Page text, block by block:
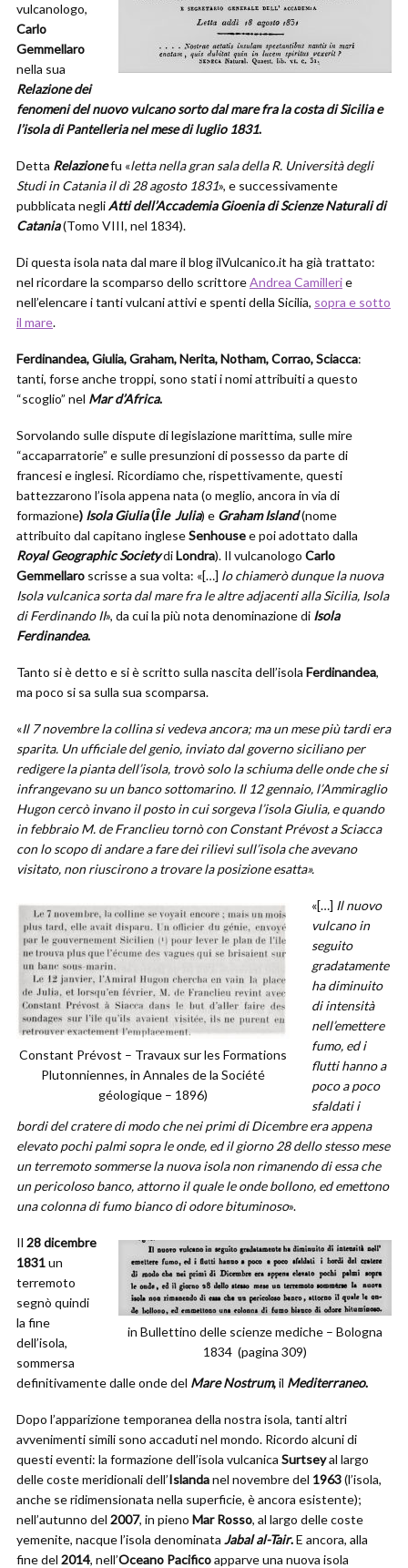
vulcanologo,
Carlo
Gemmellaro
nella sua
Relazione dei
fenomeni del nuovo vulcano sorto dal mare fra la costa di Sicilia e
l’isola di Pantelleria nel mese di luglio 1831.
Detta Relazionefu «letta nella gran sala della R. Università degli
Studi in Catania il dì 28 agosto 1831», e successivamente
pubblicata negliAtti dell’Accademia Gioenia di Scienze Naturali di
Catania(Tomo VIII, nel 1834).
Di questa isola nata dal mare il blog ilVulcanico.it ha già trattato:
nel ricordare la scomparso dello scrittoreAndrea Camillerie
nell’elencare i tanti vulcani attivi e spenti della Sicilia, sopra e sotto
il mare.
Ferdinandea, Giulia, Graham, Nerita, Notham, Corrao, Sciacca:
tanti, forse anche troppi, sono stati i nomi attribuiti a questo
“scoglio” nel Mar d’Africa.
Sorvolando sulle dispute di legislazione marittima, sulle mire
“accaparratorie” e sulle presunzioni di possesso da parte di
francesi e inglesi. Ricordiamo che, rispettivamente, questi
battezzarono l’isola appena nata (o meglio, ancora in via di
formazione) Isola Giulia(Ȋle Julia) e Graham Island(nome
attribuito dal capitano ingleseSenhousee poi adottato dalla
Royal Geographic SocietydiLondra). Il vulcanologo Carlo
Gemmellaro scrisse a sua volta: «[…] lo chiamerò dunque la nuova
Isola vulcanica sorta dal mare fra le altre adjacenti alla Sicilia, Isola
di Ferdinando II», da cui la più nota denominazione di Isola
Ferdinandea.
Tanto si è detto e si è scritto sulla nascita dell’isola Ferdinandea,
ma poco si sa sulla sua scomparsa.
«Il 7 novembre la collina si vedeva ancora; ma un mese più tardi era
sparita. Un ufficiale del genio, inviato dal governo siciliano per
redigere la pianta dell’isola, trovò solo la schiuma delle onde che si
infrangevano su un banco sottomarino. Il 12 gennaio, l’Ammiraglio
Hugon cercò invano il posto in cui sorgeva l’isola Giulia, e quando
in febbraio M. de Franclieu tornò con Constant Prévost a Sciacca
con lo scopo di andare a fare dei rilievi sull’isola che avevano
visitato, non riuscirono a trovare la posizione esatta».
Constant Prévost – Travaux sur les Formations
Plutonniennes, in Annales de la Société
géologique – 1896)
«[…] Il nuovo
vulcano in
seguito
gradatamente
ha diminuito
di intensità
nell’emettere
fumo, ed i
flutti hanno a
poco a poco
sfaldati i
bordi del cratere di modo che nei primi di Dicembre era appena
elevato pochi palmi sopra le onde, ed il giorno 28 dello stesso mese
un terremoto sommerse la nuova isola non rimanendo di essa che
un pericoloso banco, attorno il quale le onde bollono, ed emettono
una colonna di fumo bianco di odore bituminoso».
in Bullettino delle scienze mediche‎ – Bologna
1834 (pagina 309)
Il 28 dicembre
1831un
terremoto
segnò quindi
la fine
dell’isola,
sommersa
definitivamente dalle onde del Mare Nostrum,il Mediterraneo.
Dopo l’apparizione temporanea della nostra isola, tanti altri
avvenimenti simili sono accaduti nel mondo. Ricordo alcuni di
questi eventi: la formazione dell’isola vulcanica Surtseyal largo
delle coste meridionali dell’Islandanel novembre del 1963(l’isola,
anche se ridimensionata nella superficie, è ancora esistente);
nell’autunno del 2007, in pieno Mar Rosso, al largo delle coste
yemenite, nacque l’isola denominata Jabal al-Tair.E ancora, alla
fine del 2014, nell’Oceano Pacificoapparve una nuova isola